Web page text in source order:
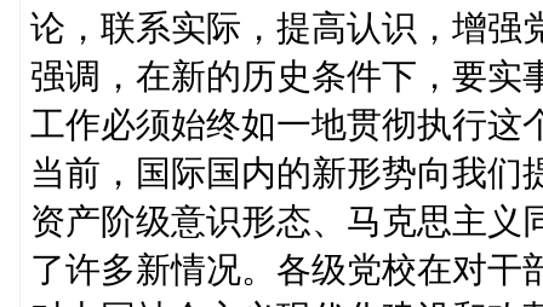
论，联系实际，提高认识，增强
强调，在新的历史条件下，要实
工作必须始终如一地贯彻执行这
当前，国际国内的新形势向我们
资产阶级意识形态、马克思主义
了许多新情况。各级党校在对干